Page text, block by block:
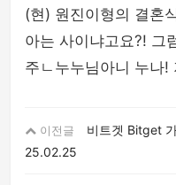
(현) 원진이형의 결혼
아는 사이냐고요?! 그
주ㄴ누누님아니 누나!
이전글
비트겟 Bitget
25.02.25